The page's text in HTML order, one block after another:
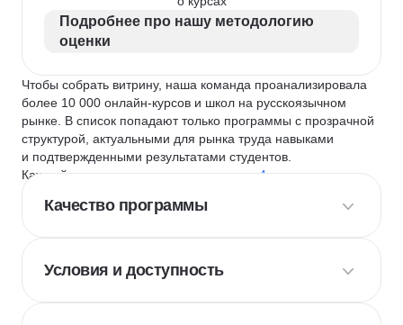
Подробнее про нашу методологию
оценки
Чтобы собрать витрину, наша команда проанализировала
более 10 000 онлайн-курсов и школ на русскоязычном
рынке. В список попадают только программы с прозрачной
структурой, актуальными для рынка труда навыками
и подтвержденными результатами студентов.
Каждый курс и школу мы оцениваем по
4 критериям
Качество программы
Условия и доступность